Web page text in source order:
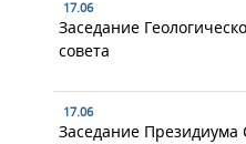
17.06
Заседание
совета
17.06
Заседание